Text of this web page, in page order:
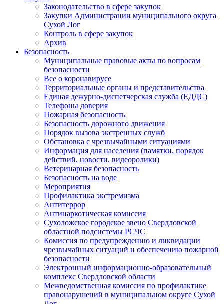
Законодательство в сфере закупок
Закупки Администрации муниципального округа
Сухой Лог
Контроль в сфере закупок
Архив
Безопасность
Муниципальные правовые акты по вопросам
безопасности
Все о коронавирусе
Территориальные органы и представительства
Единая дежурно-диспетчерская служба (ЕДДС)
Телефоны доверия
Пожарная безопасность
Безопасность дорожного движения
Порядок вызова экстренных служб
Обстановка с чрезвычайными ситуациями
Информация для населения (памятки, порядок
действий, новости, видеоролики)
Ветеринарная безопасность
Безопасность на воде
Мероприятия
Профилактика экстремизма
Антитеррор
Антинаркотическая комиссия
Сухоложское городское звено Свердловской
областной подсистемы РСЧС
Комиссия по предупреждению и ликвидации
чрезвычайных ситуаций и обеспечению пожарной
безопасности
Электронный информационно-образовательный
комплекс Cвердловской области
Межведомственная комиссия по профилактике
правонарушений в муниципальном округе Сухой